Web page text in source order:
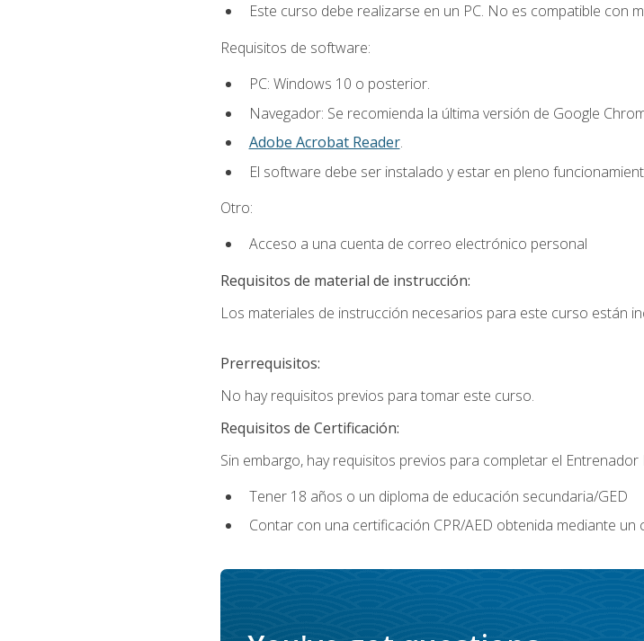
Este curso debe realizarse en un PC. No es compatible con
Requisitos de software:
PC: Windows 10 o posterior.
Navegador: Se recomienda la última versión de Google
Adobe Acrobat Reader.
El software debe ser instalado y estar en pleno
Otro:
Acceso a una cuenta de correo electrónico personal
Requisitos de material de instrucción:
Los materiales de instrucción necesarios para este curso están
Prerrequisitos:
No hay requisitos previos para tomar este curso.
Requisitos de Certificación:
Sin embargo, hay requisitos previos para completar el
Tener 18 años o un diploma de educación secundaria/GED
Contar con una certificación CPR/AED obtenida mediante un